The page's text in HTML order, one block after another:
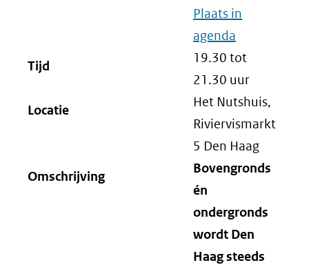
Plaats in
agenda
Tijd
19.30 tot
21.30 uur
Locatie
Het Nutshuis,
Riviervismarkt
5 Den Haag
Omschrijving
Bovengronds
én
ondergronds
wordt Den
Haag steeds